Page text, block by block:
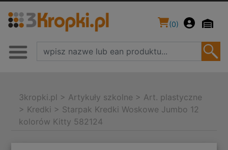
(0)
3kropki.pl > Artykuły szkolne > Art. plastyczne
> Kredki > Starpak Kredki Woskowe Jumbo 12
kolorów Kitty 582124